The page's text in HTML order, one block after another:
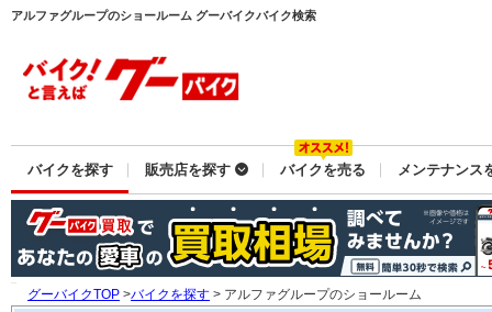
アルファグループのショールーム グーバイクバイク検索
バイクを探す 販売店を探す バイクを売る メンテナンス
グーバイクTOP >バイクを探す > アルファグループのショールーム